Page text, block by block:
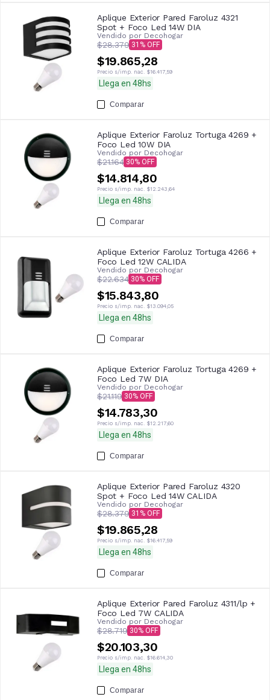
Aplique Exterior Pared Faroluz 4321
Spot + Foco Led 14W DIA
Vendido por Decohogar
$28.379 31
$19.865,28
Precio s/imp. nac. $16.417,59
Llega en 48hs
Comparar
Aplique Exterior Faroluz Tortuga 4269 +
Foco Led 10W DIA
Vendido por Decohogar
$21.164 30
$14.814,80
Precio s/imp. nac. $12.243,64
Llega en 48hs
Comparar
Aplique Exterior Faroluz Tortuga 4266 +
Foco Led 12W CALIDA
Vendido por Decohogar
$22.634 30
$15.843,80
Precio s/imp. nac. $13.094,05
Llega en 48hs
Comparar
Aplique Exterior Faroluz Tortuga 4269 +
Foco Led 7W DIA
Vendido por Decohogar
$21.119 30
$14.783,30
Precio s/imp. nac. $12.217,60
Llega en 48hs
Comparar
Aplique Exterior Pared Faroluz 4320
Spot + Foco Led 14W CALIDA
Vendido por Decohogar
$28.379 31
$19.865,28
Precio s/imp. nac. $16.417,59
Llega en 48hs
Comparar
Aplique Exterior Pared Faroluz 4311/lp +
Foco Led 7W CALIDA
Vendido por Decohogar
$28.719 30
$20.103,30
Precio s/imp. nac. $16.614,30
Llega en 48hs
Comparar